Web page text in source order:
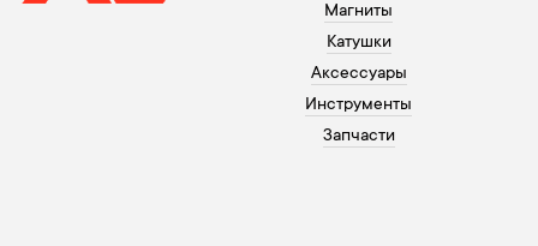
Магниты
Катушки
Аксессуары
Инструменты
Запчасти